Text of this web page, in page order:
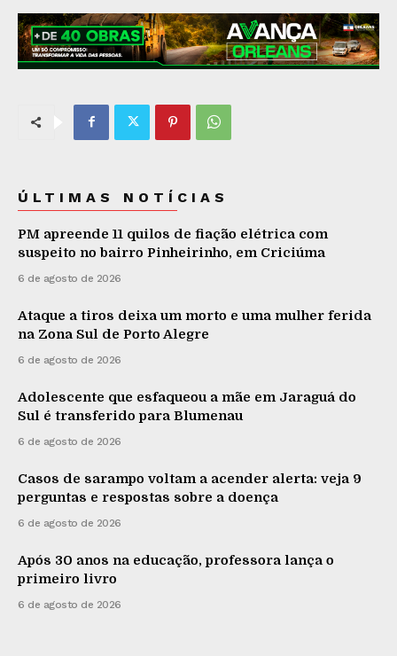
ÚLTIMAS NOTÍCIAS
PM apreende 11 quilos de fiação elétrica com
suspeito no bairro Pinheirinho, em Criciúma
6 de agosto de 2026
Ataque a tiros deixa um morto e uma mulher ferida
na Zona Sul de Porto Alegre
6 de agosto de 2026
Adolescente que esfaqueou a mãe em Jaraguá do
Sul é transferido para Blumenau
6 de agosto de 2026
Casos de sarampo voltam a acender alerta: veja 9
perguntas e respostas sobre a doença
6 de agosto de 2026
Após 30 anos na educação, professora lança o
primeiro livro
6 de agosto de 2026